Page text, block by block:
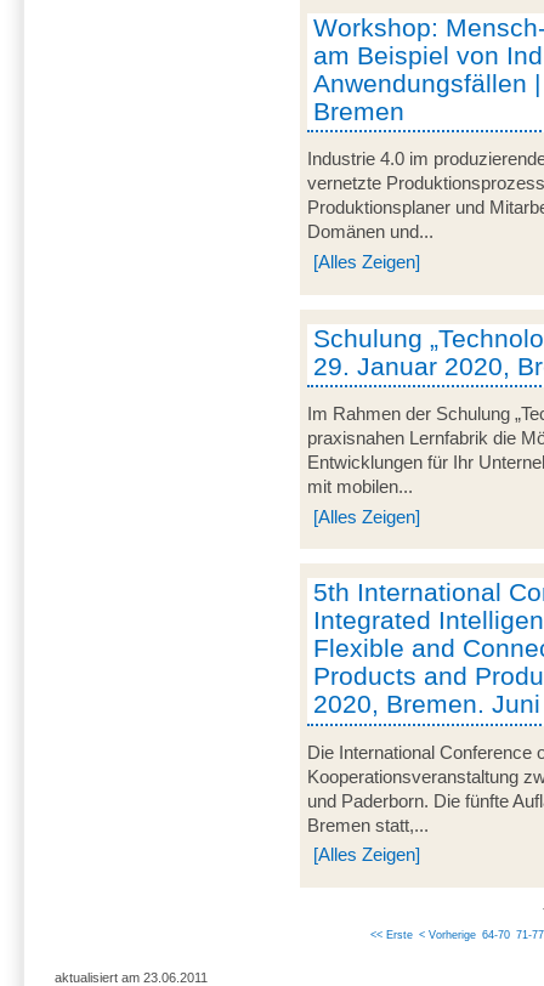
Workshop:
am Beispiel von
Anwendungsfällen
Bremen
Industrie 4.0 im
vernetzte
Produktionsplaner und
Domänen und...
[Alles Zeigen]
Schulung
29. Januar 2020,
Im Rahmen der Schulung
praxisnahen Lernfabrik die
Entwicklungen für Ihr
mit mobilen...
[Alles Zeigen]
5th International
Integrated
Flexible and
Products and
2020, Bremen.
Die International Conference
Kooperationsveranstaltung
und Paderborn. Die fünfte
Bremen statt,...
[Alles Zeigen]
<< Erste < Vorherige 64-70 71-77
aktualisiert am 23.06.2011